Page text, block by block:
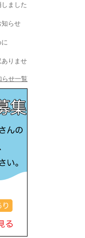
ました
知らせ
りませ
らせ一覧